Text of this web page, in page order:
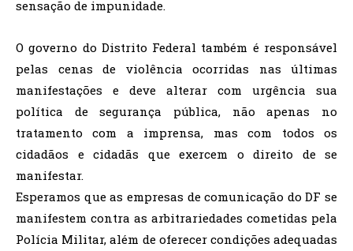
sensação de impunidade.
O governo do Distrito Federal também é responsável
pelas cenas de violência ocorridas nas últimas
manifestações e deve alterar com urgência sua
política de segurança pública, não apenas no
tratamento com a imprensa, mas com todos os
cidadãos e cidadãs que exercem o direito de se
manifestar.
Esperamos que as empresas de comunicação do DF se
manifestem contra as arbitrariedades cometidas pela
Polícia Militar, além de oferecer condições adequadas